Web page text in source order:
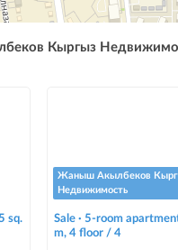
Кыргыз
sq.
Жаныш Акылбеков
Недвижимость
Sale · 5-room
m, 4 floor / 4